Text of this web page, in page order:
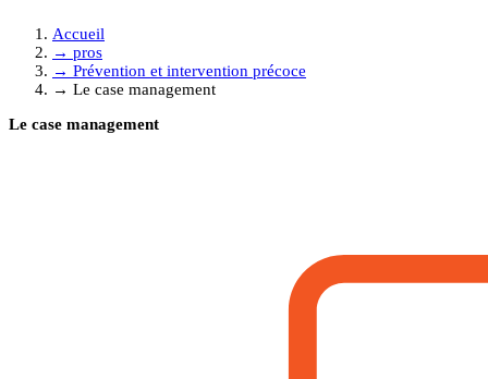
Accueil
→ pros
→ Prévention et intervention précoce
→ Le case management
Le case management